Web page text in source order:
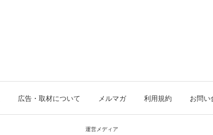
広告・取材について メルマガ 利用規約 お問い
運営メディア